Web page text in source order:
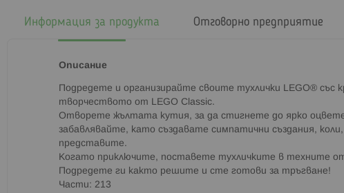
Информация за продукта
Описание
Подредете и организирайте своите тухлички LEGO® със
творчеството от LEGO Classic.
Отворете жълтата кутия, за да стигнете до ярко
забавлявайте, като създавате симпатични създания,
представите.
Когато приключите, поставете тухличките в техните
Подредете ги както решите и сте готови за тръгване!
Части: 213
Отговорно предприятие